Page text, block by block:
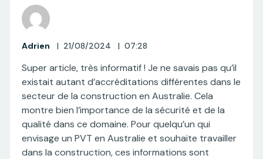
Adrien | 21/08/2024 | 07:28
Super article, très informatif ! Je ne savais pas qu’il
existait autant d’accréditations différentes dans le
secteur de la construction en Australie. Cela
montre bien l’importance de la sécurité et de la
qualité dans ce domaine. Pour quelqu’un qui
envisage un PVT en Australie et souhaite travailler
dans la construction, ces informations sont